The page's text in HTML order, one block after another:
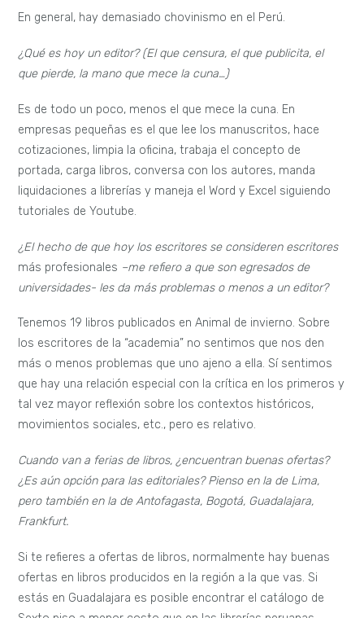
En general, hay demasiado chovinismo en el Perú.
¿Qué es hoy un editor? (El que censura, el que publicita, el
que pierde, la mano que mece la cuna…)
Es de todo un poco, menos el que mece la cuna. En
empresas pequeñas es el que lee los manuscritos, hace
cotizaciones, limpia la oficina, trabaja el concepto de
portada, carga libros, conversa con los autores, manda
liquidaciones a librerías y maneja el Word y Excel siguiendo
tutoriales de Youtube.
¿El hecho de que hoy los escritores se consideren escritores
más profesionales –me refiero a que son egresados de
universidades- les da más problemas o menos a un editor?
Tenemos 19 libros publicados en Animal de invierno. Sobre
los escritores de la “academia” no sentimos que nos den
más o menos problemas que uno ajeno a ella. Sí sentimos
que hay una relación especial con la crítica en los primeros y
tal vez mayor reflexión sobre los contextos históricos,
movimientos sociales, etc., pero es relativo.
Cuando van a ferias de libros, ¿encuentran buenas ofertas?
¿Es aún opción para las editoriales? Pienso en la de Lima,
pero también en la de Antofagasta, Bogotá, Guadalajara,
Frankfurt.
Si te refieres a ofertas de libros, normalmente hay buenas
ofertas en libros producidos en la región a la que vas. Si
estás en Guadalajara es posible encontrar el catálogo de